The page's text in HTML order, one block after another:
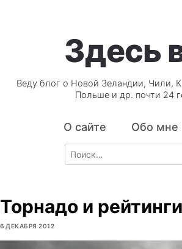
Здесь
Веду блог о Новой Зеландии, Чили,
Польше и др. почти 24
О сайте Обо мне
Search
for:
Торнадо и рейтинги
6 ДЕКАБРЯ 2012